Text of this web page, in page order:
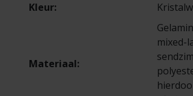
Kleur:
Materiaal:
mixed-